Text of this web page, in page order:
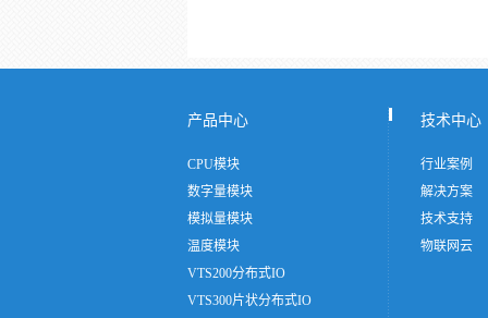
产品中心
CPU模块
数字量模块
模拟量模块
温度模块
VTS200分布式IO
VTS300片状分布式IO
技术中心
行业案例
解决方案
技术支持
物联网云